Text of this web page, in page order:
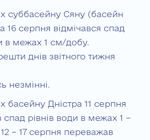
суббасейну Сяну (басейн
16 серпня відмічався спад
в межах 1 см/добу.
днів звітного тижня
незмінні.
басейну Дністра 11 серпня
рівнів води в межах 1 –
– 17 серпня переважав